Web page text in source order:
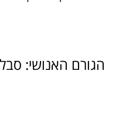
הגורם האנושי: